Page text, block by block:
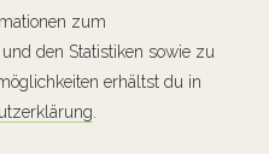
zum
den Statistiken sowie zu
erhältst du in
.